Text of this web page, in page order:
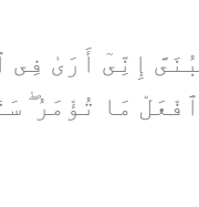
إِنِّىٓ أَرَىٰ فِى
مَا تُؤْمَرُ